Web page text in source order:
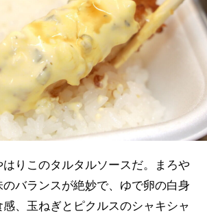
りこのタルタルソースだ。まろや
バランスが絶妙で、ゆで卵の白身
、玉ねぎとピクルスのシャキシャ